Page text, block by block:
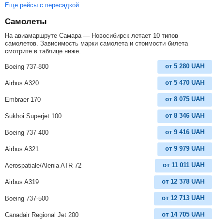
Еще рейсы с пересадкой
Самолеты
На авиамаршруте Самара — Новосибирск летает 10 типов
самолетов. Зависимость марки самолета и стоимости билета
смотрите в таблице ниже.
Boeing 737-800 от 5 280 UAH
Airbus A320 от 5 470 UAH
Embraer 170 от 8 075 UAH
Sukhoi Superjet 100 от 8 346 UAH
Boeing 737-400 от 9 416 UAH
Airbus A321 от 9 979 UAH
Aerospatiale/Alenia ATR 72 от 11 011 UAH
Airbus A319 от 12 378 UAH
Boeing 737-500 от 12 713 UAH
Canadair Regional Jet 200 от 14 705 UAH